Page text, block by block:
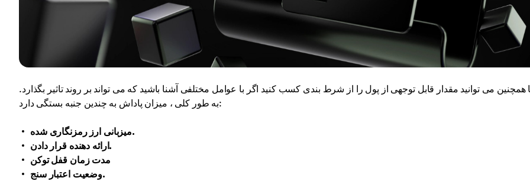
می توانید مقدار قابل توجهی از پول را از شرط بندی کسب کنید اگر با عوامل مختلفی آشنا باشید که می تواند بر روند تاثیر بگذارد.
به طور کلی ، میزان پاداش به چندین جنبه بستگی دارد:
میزبانی ارز رمزنگاری شده.
ارائه دهنده قرار دادن.
مدت زمان قفل توکن
وضعیت اعتبار سنج.